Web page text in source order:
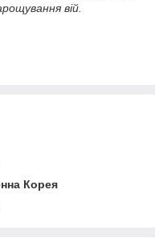
вій.
Корея